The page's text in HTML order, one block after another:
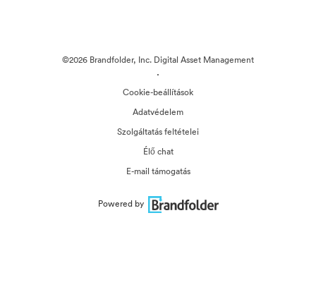
©2026 Brandfolder, Inc. Digital Asset Management
·
Cookie-beállítások
Adatvédelem
Szolgáltatás feltételei
Élő chat
E-mail támogatás
Powered by